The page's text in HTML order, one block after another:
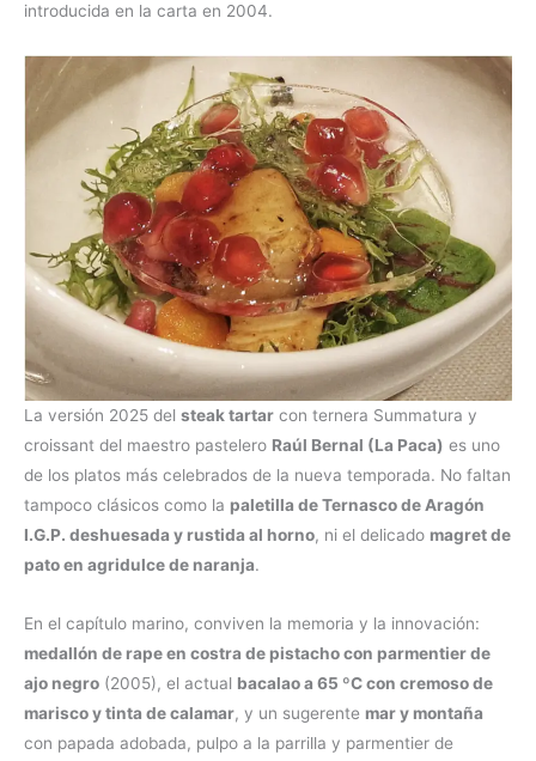
introducida en la carta en 2004.
La versión 2025 del steak tartar con ternera Summatura y
croissant del maestro pastelero Raúl Bernal (La Paca) es uno
de los platos más celebrados de la nueva temporada. No faltan
tampoco clásicos como la paletilla de Ternasco de Aragón
I.G.P. deshuesada y rustida al horno, ni el delicado magret de
pato en agridulce de naranja.
En el capítulo marino, conviven la memoria y la innovación:
medallón de rape en costra de pistacho con parmentier de
ajo negro (2005), el actual bacalao a 65 ºC con cremoso de
marisco y tinta de calamar, y un sugerente mar y montaña
con papada adobada, pulpo a la parrilla y parmentier de